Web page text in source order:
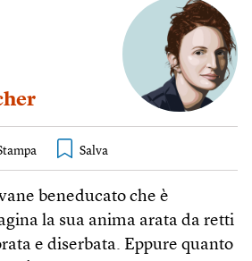
beneducato che è
la sua anima arata da retti
e diserbata. Eppure quanto